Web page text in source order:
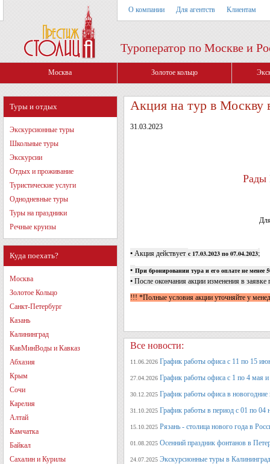
О компании Для агентств Клиентам
Туроператор по Москве и
Москва Золотое кольцо
Туры и отдых
Экскурсионные туры
Школьные туры
Экскурсии
Отдых и проживание
Туристические услуги
Однодневные туры
Туры на праздники
Речные круизы
Куда поехать?
Москва
Золотое Кольцо
Санкт-Петербург
Казань
Калининград
КавМинВоды и Кавказ
Абхазия
Крым
Сочи
Карелия
Алтай
Камчатка
Байкал
Сахалин и Курилы
Акция на тур в Москву
31.03.2023
Рады
• Акция действует с 17.03.2023 по 07.04.2023;
• При бронировании тура и его оплате не менее
• После окончания акции изменения в
!!! *Полные условия акции уточняйте у
Все новости:
11.06.2026 График работы офиса с 11 по 15
27.04.2026 График работы офиса с 1 по 4 мая
30.12.2025 График работы офиса в новогодние
31.10.2025 График работы в период с 01 по 04
15.10.2025 Рязань - столица нового года в
01.08.2025 Осенний праздник фонтанов в
24.07.2025 Экскурсионные туры в